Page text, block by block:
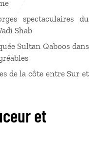
spectaculaires du
Shab
Sultan Qaboos dans
de la côte entre Sur et